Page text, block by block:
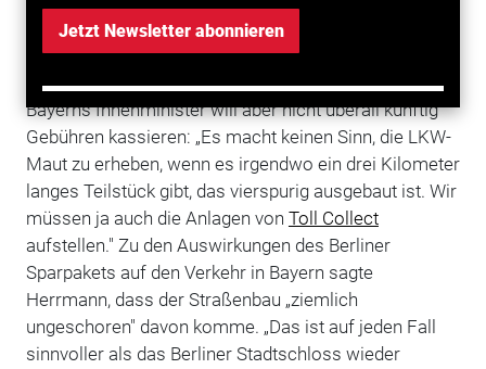
Jetzt Newsletter abonnieren
Cham die Bundesstraße B 85. Am Münchner
Autobahnring ist das letzte Teilstück nach München-
Bayerns Innenminister will aber nicht überall künftig
Gebühren kassieren: „Es macht keinen Sinn, die LKW-
Maut zu erheben, wenn es irgendwo ein drei Kilometer
langes Teilstück gibt, das vierspurig ausgebaut ist. Wir
müssen ja auch die Anlagen von Toll Collect
aufstellen." Zu den Auswirkungen des Berliner
Sparpakets auf den Verkehr in Bayern sagte
Herrmann, dass der Straßenbau „ziemlich
ungeschoren" davon komme. „Das ist auf jeden Fall
sinnvoller als das Berliner Stadtschloss wieder